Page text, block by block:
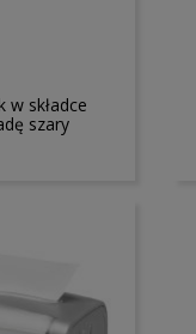
w składce
szary